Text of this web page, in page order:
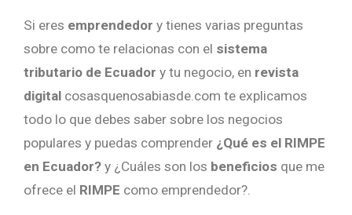
Si eres emprendedor y tienes varias preguntas
sobre como te relacionas con el sistema
tributario de Ecuador y tu negocio, en revista
digital cosasquenosabiasde.com te explicamos
todo lo que debes saber sobre los negocios
populares y puedas comprender ¿Qué es el RIMPE
en Ecuador? y ¿Cuáles son los beneficios que me
ofrece el RIMPE como emprendedor?.